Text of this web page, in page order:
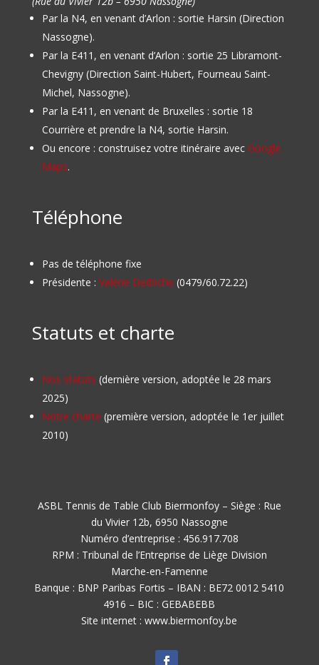
Par la N4, en venant d’Arlon : sortie Harsin (Direction
Nassogne).
Par la E411, en venant d’Arlon : sortie 25 Libramont-
Chevigny (Direction Saint-Hubert, Fourneau Saint-
Michel, Nassogne).
Par la E411, en venant de Bruxelles : sortie 18
Courrière et prendre la N4, sortie Harsin.
Ou encore : construisez votre itinéraire avec Google
Maps.
Téléphone
Pas de téléphone fixe
Présidente : Valérie Dedriche (0479/60.72.22)
Statuts et charte
Nos statuts (dernière version, adoptée le 28 mars
2025)
Notre charte (première version, adoptée le 1er juillet
2010)
ASBL Tennis de Table Club Biermonfoy – Siège : Rue
du Vivier 12b, 6950 Nassogne
Numéro d’entreprise : 456.917.708
RPM : Tribunal de l’Entreprise de Liège Division
Marche-en-Famenne
Banque : BNP Paribas Fortis – IBAN : BE72 0012 5410
4916 – BIC : GEBABEBB
Site internet : www.biermonfoy.be